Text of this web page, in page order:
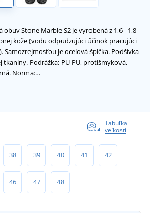
obuv Stone Marble S2 je vyrobená z 1,6 - 1,8
kože (vodu odpudzujúci účinok pracujúci
Samozrejmosťou je oceľová špička. Podšívka
tkaniny. Podrážka: PU-PU, protišmyková,
Norma:…
Tabuľka
veľkostí
38 39 40 41 42
46 47 48